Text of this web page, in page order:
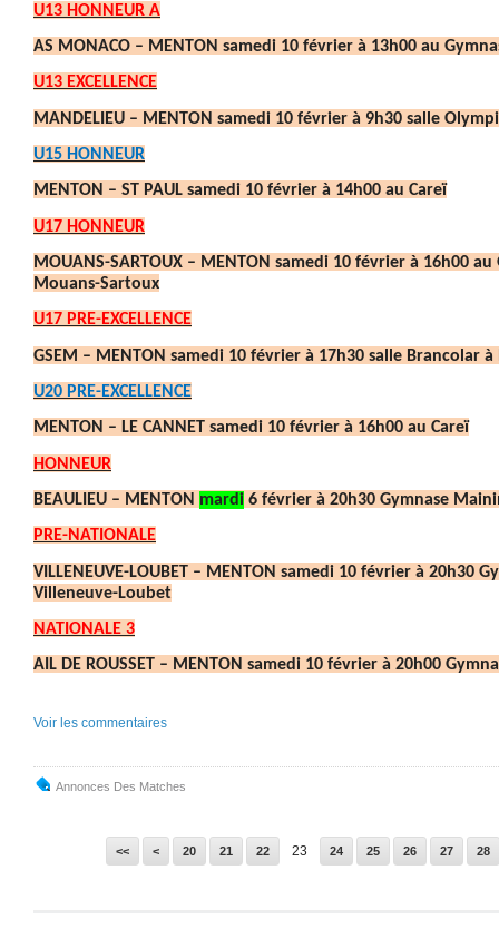
U13 HONNEUR A
AS MONACO – MENTON samedi 10 février à 13h00 au
U13 EXCELLENCE
MANDELIEU – MENTON samedi 10 février à 9h30 salle
U15 HONNEUR
MENTON – ST PAUL samedi 10 février à 14h00 au Careï
U17 HONNEUR
MOUANS-SARTOUX – MENTON samedi 10 février à 16h00
Mouans-Sartoux
U17 PRE-EXCELLENCE
GSEM – MENTON samedi 10 février à 17h30 salle Brancolar à
U20 PRE-EXCELLENCE
MENTON – LE CANNET samedi 10 février à 16h00 au Careï
HONNEUR
BEAULIEU – MENTON mardi 6 février à 20h30 Gymnase
PRE-NATIONALE
VILLENEUVE-LOUBET – MENTON samedi 10 février à 20h30
Villeneuve-Loubet
NATIONALE 3
AIL DE ROUSSET – MENTON samedi 10 février à 20h00
Voir les commentaires
Annonces Des Matches
<< < 10
20 21 22 23 24 25 26 27 28